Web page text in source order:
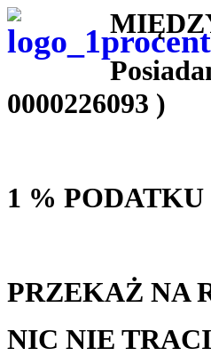
0000226093 )
1 % PODATKU
PRZEKAŻ NA
NIC NIE